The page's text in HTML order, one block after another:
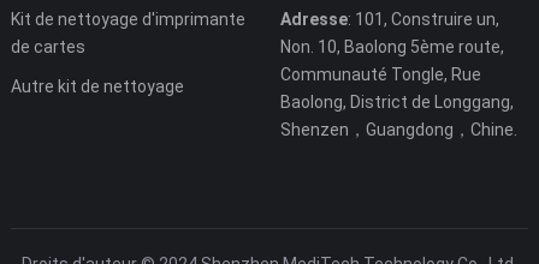
Kit de nettoyage d'imprimante
de cartes
Autre kit de nettoyage
Adresse: 101, Construire un,
Non. 10, Baolong 5ème route,
Communauté Tongle, Rue
Baolong, District de Longgang,
Shenzen，Guangdong，Chine.